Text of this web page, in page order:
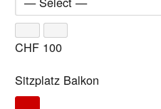
CHF 100
Sitzplatz Balkon